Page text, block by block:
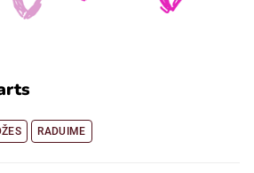
RADUIME